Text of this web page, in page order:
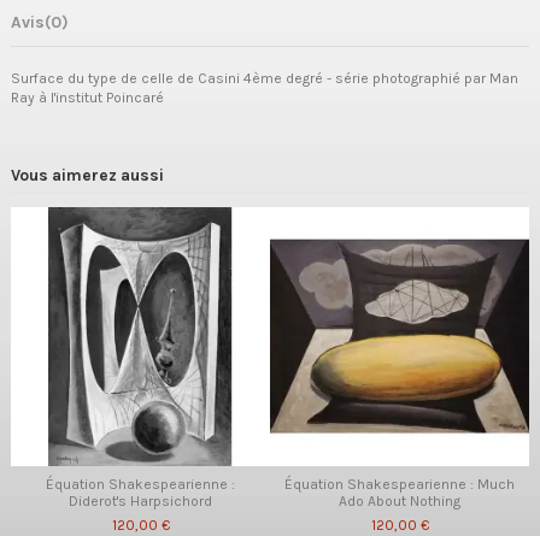
Avis(0)
Surface du type de celle de Casini 4ème degré - série photographié par Man
Ray à l'institut Poincaré
Vous aimerez aussi
Équation Shakespearienne :
Diderot's Harpsichord
120,00 €
Équation Shakespearienne : Much
Ado About Nothing
120,00 €